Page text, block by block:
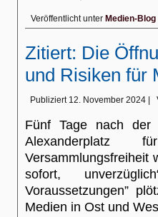
Veröffentlicht unter Medien-Blog
Zitiert: Die
und Risiken für
Publiziert 12. November 2024
Fünf Tage nach der
Alexanderplatz
Versammlungsfreiheit
sofort,
Voraussetzungen”
Medien in Ost und